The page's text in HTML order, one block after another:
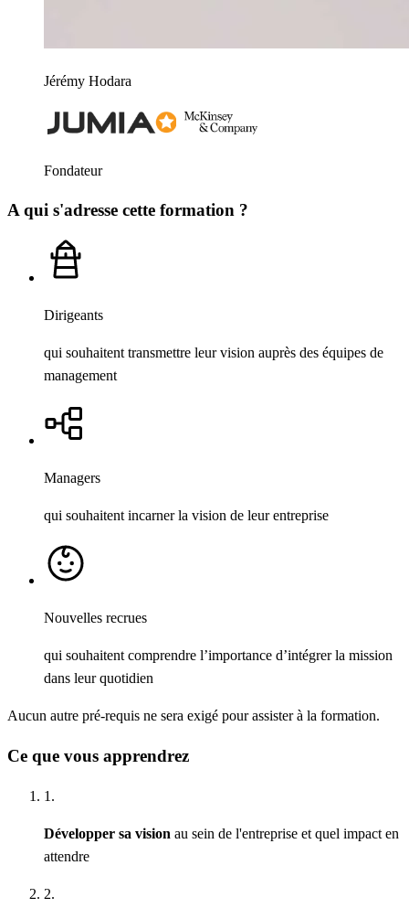
Jérémy Hodara
Fondateur
A qui s'adresse cette formation ?
Dirigeants
qui souhaitent transmettre leur vision auprès des équipes de
management
Managers
qui souhaitent incarner la vision de leur entreprise
Nouvelles recrues
qui souhaitent comprendre l’importance d’intégrer la mission
dans leur quotidien
Aucun autre pré-requis ne sera exigé pour assister à la formation.
Ce que vous apprendrez
1.
Développer sa vision au sein de l'entreprise et quel impact en
attendre
2.